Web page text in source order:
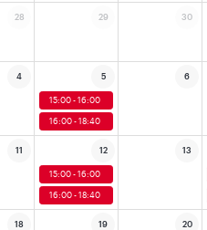
28 29 30
4 5 6
15:00 - 16:00
16:00 - 18:40
11 12 13
15:00 - 16:00
16:00 - 18:40
18 19 20